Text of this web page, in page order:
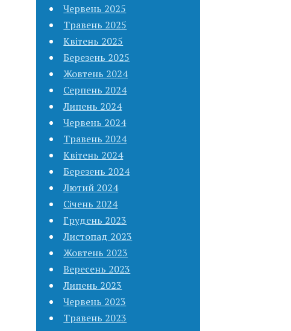
Червень 2025
Травень 2025
Квітень 2025
Березень 2025
Жовтень 2024
Серпень 2024
Липень 2024
Червень 2024
Травень 2024
Квітень 2024
Березень 2024
Лютий 2024
Січень 2024
Грудень 2023
Листопад 2023
Жовтень 2023
Вересень 2023
Липень 2023
Червень 2023
Травень 2023